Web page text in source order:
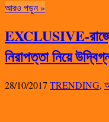
আরও পড়ুন »
EXCLUSIVE-
নিরাপত্তা নিয়ে
28/10/2017 TRENDING,